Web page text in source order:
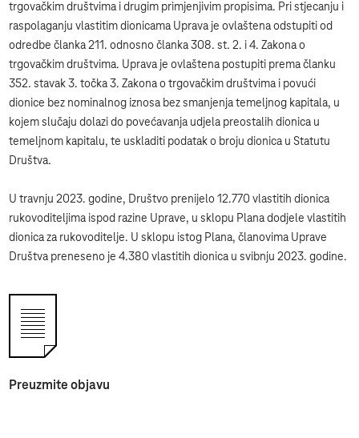
trgovačkim društvima i drugim primjenjivim propisima. Pri stjecanju i
raspolaganju vlastitim dionicama Uprava je ovlaštena odstupiti od
odredbe članka 211. odnosno članka 308. st. 2. i 4. Zakona o
trgovačkim društvima. Uprava je ovlaštena postupiti prema članku
352. stavak 3. točka 3. Zakona o trgovačkim društvima i povući
dionice bez nominalnog iznosa bez smanjenja temeljnog kapitala, u
kojem slučaju dolazi do povećavanja udjela preostalih dionica u
temeljnom kapitalu, te uskladiti podatak o broju dionica u Statutu
Društva.
U travnju 2023. godine, Društvo prenijelo 12.770 vlastitih dionica
rukovoditeljima ispod razine Uprave, u sklopu Plana dodjele vlastitih
dionica za rukovoditelje. U sklopu istog Plana, članovima Uprave
Društva preneseno je 4.380 vlastitih dionica u svibnju 2023. godine.
Preuzmite objavu